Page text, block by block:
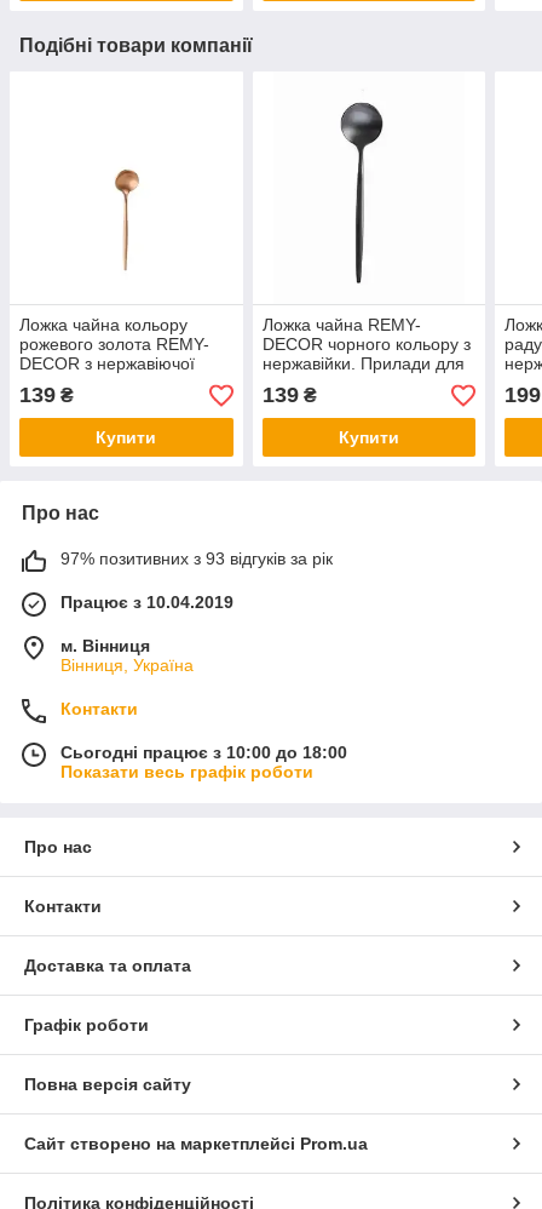
Подібні товари компанії
Ложка чайна кольору
рожевого золота REMY-
DECOR з нержавіючої
сталі для дому та
ресторану
139 ₴
Купити
Ложка чайна REMY-
DECOR чорного кольору з
нержавійки. Прилади для
ресторанів кафе та
домашнього столу
139₴
Купити
199
Про нас
97% позитивних з 93 відгуків за рік
Працює з 10.04.2019
м. Вінниця
Вінниця, Україна
Контакти
Сьогодні працює з 10:00 до 18:00
Показати весь графік роботи
Про нас
Контакти
Доставка та оплата
Графік роботи
Повна версія сайту
Сайт створено на маркетплейсі Prom.ua
Політика конфіденційності